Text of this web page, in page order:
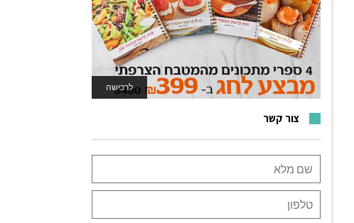
לרכישה
לאתר המשחקים
צור קשר